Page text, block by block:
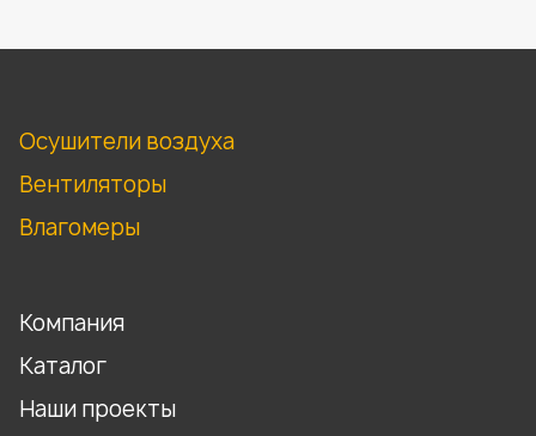
Осушители воздуха
Вентиляторы
Влагомеры
Компания
Каталог
Наши проекты